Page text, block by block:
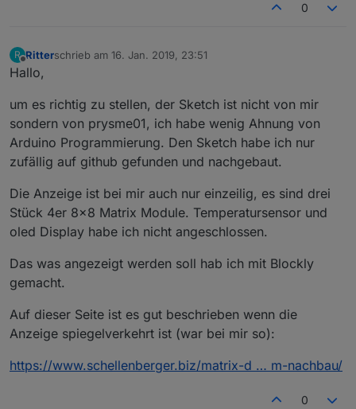
0
R
Offline
Ritterschrieb am 16. Jan. 2019, 23:51
zuletzt editiert von
Hallo,
um es richtig zu stellen, der Sketch ist nicht von mir
sondern von prysme01, ich habe wenig Ahnung von
Arduino Programmierung. Den Sketch habe ich nur
zufällig auf github gefunden und nachgebaut.
Die Anzeige ist bei mir auch nur einzeilig, es sind drei
Stück 4er 8x8 Matrix Module. Temperatursensor und
oled Display habe ich nicht angeschlossen.
Das was angezeigt werden soll hab ich mit Blockly
gemacht.
Auf dieser Seite ist es gut beschrieben wenn die
Anzeige spiegelverkehrt ist (war bei mir so):
https://www.schellenberger.biz/matrix-d … m-nachbau/
0